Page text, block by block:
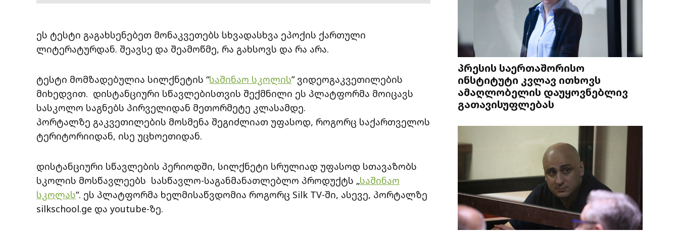
ეს ტესტი გაგახსენებეთ მონაკვეთებს სხვადასხვა ეპოქის ქართული
ლიტერატურდან. შეავსე და შეამოწმე, რა გახსოვს და რა არა.
ტესტი მომზადებულია სილქნეტის “საშინაო სკოლის” ვიდეოგაკვეთილების
მიხედვით. დისტანციური სწავლებისთვის შექმნილი ეს პლატფორმა მოიცავს
სასკოლო საგნებს პირველიდან მეთორმეტე კლასამდე.
პორტალზე გაკვეთილების მოსმენა შეგიძლიათ უფასოდ, როგორც საქართველოს
ტერიტორიიდან, ისე უცხოეთიდან.
დისტანციური სწავლების პერიოდში, სილქნეტი სრულიად უფასოდ სთავაზობს
სკოლის მოსწავლეებს სასწავლო-საგანმანათლებლო პროდუქტს „საშინაო
სკოლას“. ეს პლატფორმა ხელმისაწვდომია როგორც Silk TV-ში, ასევე, პორტალზე
silkschool.ge და youtube-ზე.
პრესის საერთაშორისო
ინსტიტუტი კვლავ ითხოვს
ამაღლობელის დაუყოვნებლივ
გათავისუფლებას